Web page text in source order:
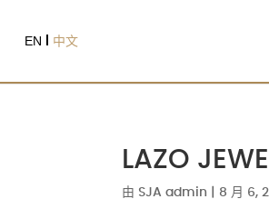
中文
EN
LAZO
由 SJA admin 8 月 6,